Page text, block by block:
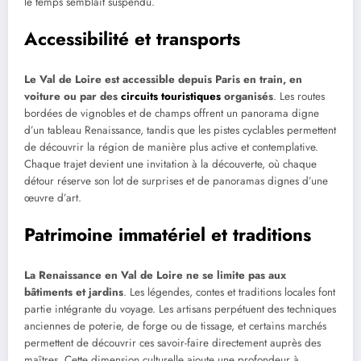
Accessibilité et transports
Le Val de Loire est accessible depuis Paris en train, en
voiture ou par des circuits touristiques organisés. Les routes
bordées de vignobles et de champs offrent un panorama digne
d’un tableau Renaissance, tandis que les pistes cyclables permettent
de découvrir la région de manière plus active et contemplative.
Chaque trajet devient une invitation à la découverte, où chaque
détour réserve son lot de surprises et de panoramas dignes d’une
œuvre d’art.
Patrimoine immatériel et traditions
La Renaissance en Val de Loire ne se limite pas aux
bâtiments et jardins. Les légendes, contes et traditions locales font
partie intégrante du voyage. Les artisans perpétuent des techniques
anciennes de poterie, de forge ou de tissage, et certains marchés
permettent de découvrir ces savoir-faire directement auprès des